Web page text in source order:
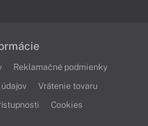
Reklamačné podmienky
Vrátenie tovaru
Cookies